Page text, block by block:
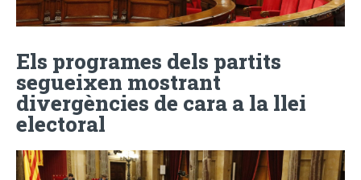
Els programes dels partits
segueixen mostrant
divergències de cara a la llei
electoral